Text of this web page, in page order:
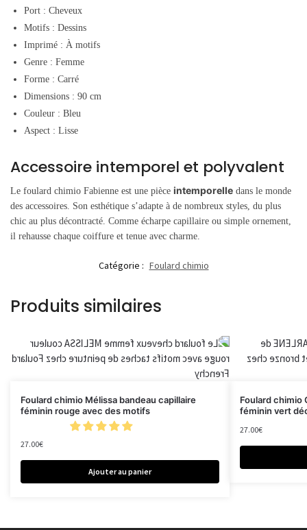
Port : Cheveux
Motifs : Dessins
Imprimé : À motifs
Genre : Femme
Forme : Carré
Dimensions : 90 cm
Couleur : Bleu
Aspect : Lisse
Accessoire intemporel et polyvalent
Le foulard chimio Fabienne est une pièce intemporelle dans le monde
des accessoires. Son esthétique s’adapte à de nombreux styles, du plus
chic au plus décontracté. Comme écharpe capillaire ou simple ornement,
il rehausse chaque coiffure et tenue avec charme.
Catégorie : Foulard chimio
Produits similaires
Foulard chimio Mélissa bandeau capillaire
féminin rouge avec des motifs
27.00€
Ajouter au panier
Foulard chimio
féminin vert
27.00€